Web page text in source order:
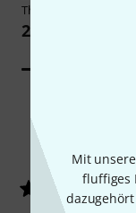
Mit
fluffiges
Thomann E-Bass
22,90 €